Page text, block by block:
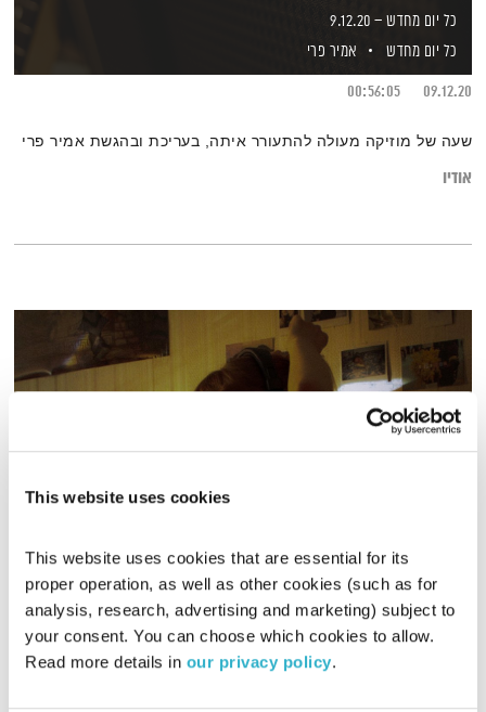
This website uses cookies
This website uses cookies that are essential for its
proper operation, as well as other cookies (such as for
analysis, research, advertising and marketing) subject to
your consent. You can choose which cookies to allow.
Read more details in our privacy policy.
כל יום מחדש – 9.12.20
כל יום מחדש
אמיר פרי
09.12.20
00:56:05
שעה של מוזיקה מעולה להתעורר איתה, בעריכת ובהגשת אמיר פרי
אודיו
כל יום מחדש – 16.5.23
כל יום מחדש
אמיר פרי
16.05.23
00:59:44